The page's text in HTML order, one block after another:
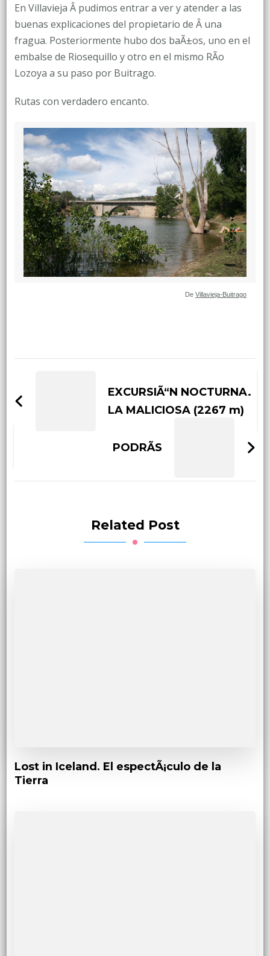
En Villavieja Â pudimos entrar a ver y atender a las
buenas explicaciones del propietario de Â una
fragua. Posteriormente hubo dos baÃ±os, uno en el
embalse de Riosequillo y otro en el mismo RÃ­o
Lozoya a su paso por Buitrago.
Rutas con verdadero encanto.
De Villavieja-Buitrago
NavigationEXCURSIÃ“N NOCTURNA.
LA MALICIOSA (2267 m)
PODRÃS
Related Post
Lost in Iceland. El espectÃ¡culo de la
Tierra